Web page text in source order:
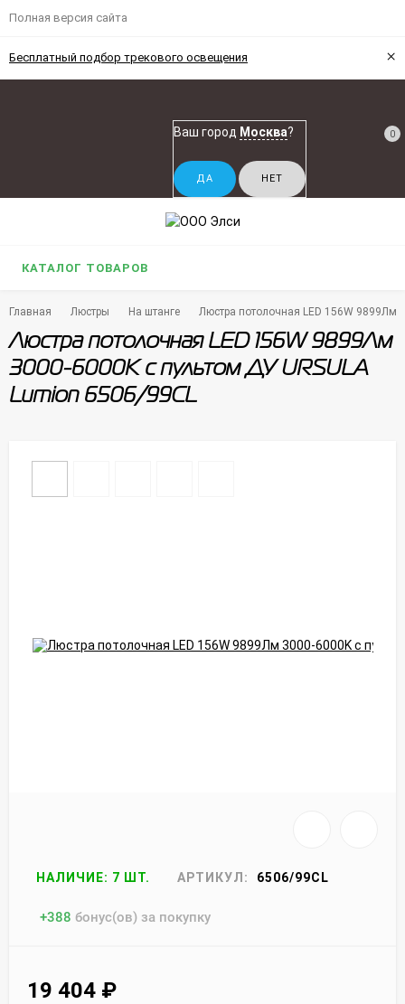
Полная версия сайта
Бесплатный подбор трекового освещения ×
Ваш город Москва? 0
КАТАЛОГ ТОВАРОВ
Главная Люстры На штанге Люстра потолочная LED 156W 9899Лм
Люстра потолочная LED 156W 9899Лм
3000-6000K с пультом ДУ URSULA
Lumion 6506/99CL
НАЛИЧИЕ: 7 ШТ. АРТИКУЛ: 6506/99CL
+388 бонус(ов) за покупку
19 404 ₽